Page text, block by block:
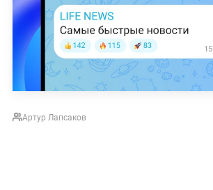
Артур Лапсаков